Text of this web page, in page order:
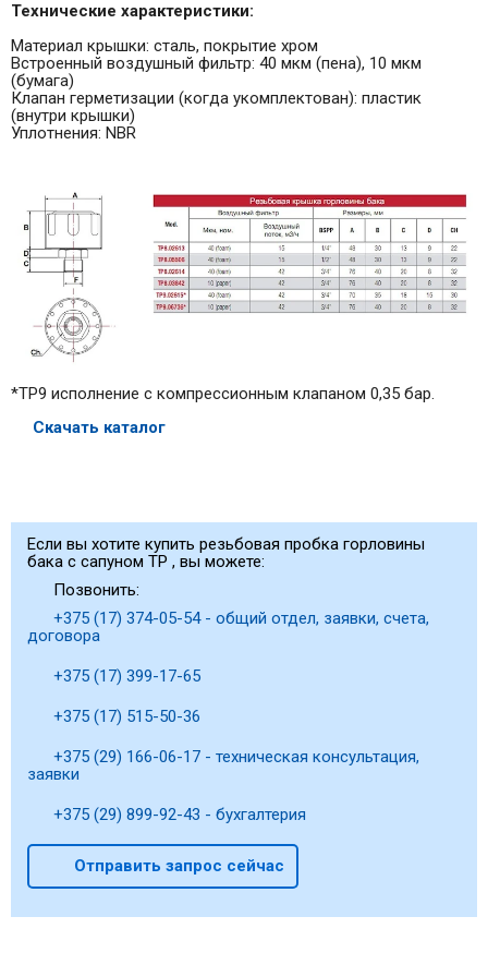
Технические характеристики:
Материал крышки: сталь, покрытие хром
Встроенный воздушный фильтр: 40 мкм (пена), 10 мкм
(бумага)
Клапан герметизации (когда укомплектован): пластик
(внутри крышки)
Уплотнения: NBR
*TP9 исполнение с компрессионным клапаном 0,35 бар.
Скачать каталог
Если вы хотите купить резьбовая пробка горловины
бака с сапуном TP , вы можете:
Позвонить:
+375 (17) 374-05-54 - общий отдел, заявки, счета,
договора
+375 (17) 399-17-65
+375 (17) 515-50-36
+375 (29) 166-06-17 - техническая консультация,
заявки
+375 (29) 899-92-43 - бухгалтерия
Отправить запрос сейчас